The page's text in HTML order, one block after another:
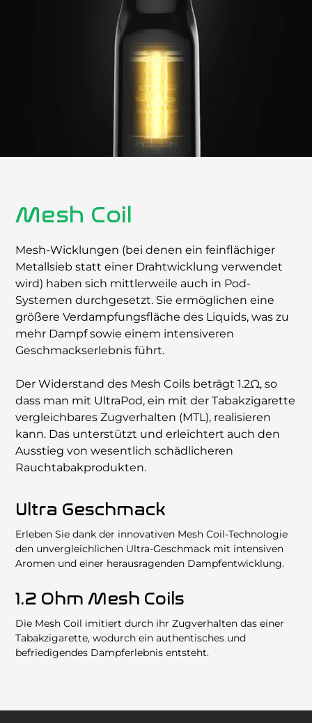
Mesh Coil
Mesh-Wicklungen (bei denen ein feinﬂächiger
Metallsieb statt einer Drahtwicklung verwendet
wird) haben sich mittlerweile auch in Pod-
Systemen durchgesetzt. Sie ermöglichen eine
größere Verdampfungsﬂäche des Liquids, was zu
mehr Dampf sowie einem intensiveren
Geschmackserlebnis führt.
Der Widerstand des Mesh Coils beträgt 1.2Ω, so
dass man mit UltraPod, ein mit der Tabakzigarette
vergleichbares Zugverhalten (MTL), realisieren
kann. Das unterstützt und erleichtert auch den
Ausstieg von wesentlich schädlicheren
Rauchtabakprodukten.
Ultra Geschmack
Erleben Sie dank der innovativen Mesh Coil-Technologie
den unvergleichlichen Ultra-Geschmack mit intensiven
Aromen und einer herausragenden Dampfentwicklung.
1.2 Ohm Mesh Coils
Die Mesh Coil imitiert durch ihr Zugverhalten das einer
Tabakzigarette, wodurch ein authentisches und
befriedigendes Dampferlebnis entsteht.